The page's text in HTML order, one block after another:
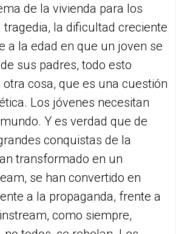
de la vivienda para los
tragedia, la dificultad creciente
a la edad en que un joven se
sus padres, todo esto
cosa, que es una cuestión
Los jóvenes necesitan
Y es verdad que de
conquistas de la
transformado en un
se han convertido en
a la propaganda, frente a
como siempre,